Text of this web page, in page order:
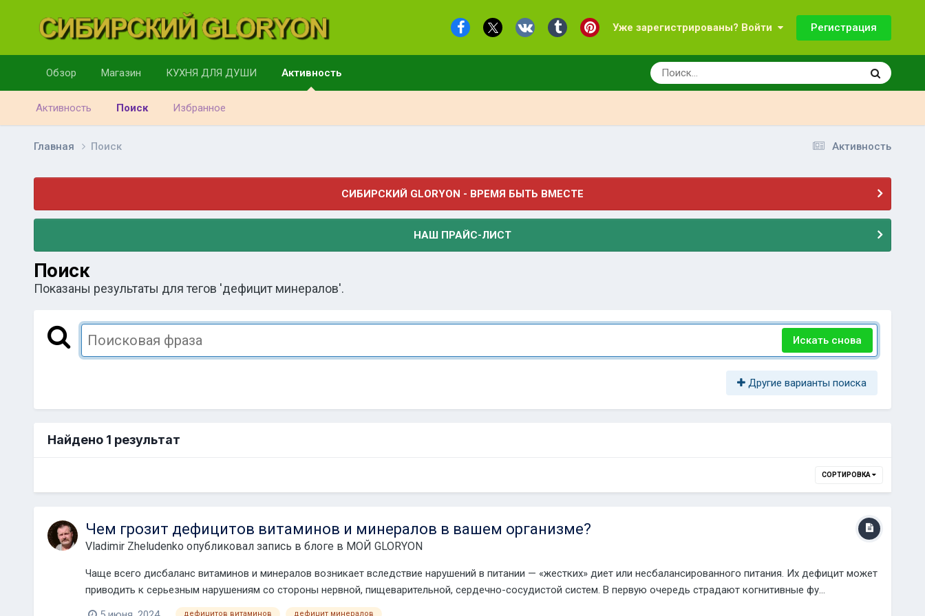
Уже зарегистрированы? Войти Регистрация
Обзор Магазин КУХНЯ ДЛЯ ДУШИ Активность
Активность Поиск Избранное
Активность
Главная Поиск
СИБИРСКИЙ GLORYON - ВРЕМЯ БЫТЬ ВМЕСТЕ
НАШ ПРАЙС-ЛИСТ
Поиск
Показаны результаты для тегов 'дефицит минералов'.
Искать снова
Другие варианты поиска
Найдено 1 результат
СОРТИРОВКА
Чем грозит дефицитов витаминов и минералов в вашем организме?
Vladimir Zheludenko опубликовал запись в блоге в МОЙ GLORYON
Чаще всего дисбаланс витаминов и минералов возникает вследствие нарушений в питании — «жестких» диет или несбалансированного питания. Их дефицит может
приводить к серьезным нарушениям со стороны нервной, пищеварительной, сердечно-сосудистой систем. В первую очередь страдают когнитивные фу...
дефицитов витаминов дефицит минералов